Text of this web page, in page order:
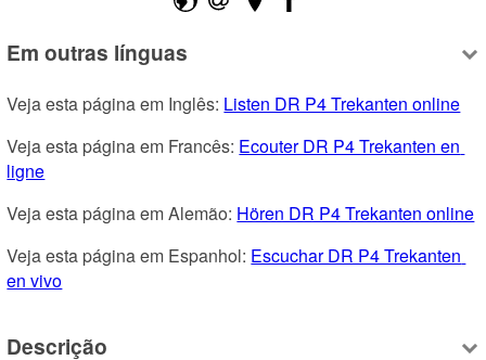
Em outras línguas
Veja esta página em Inglês: Listen DR P4 Trekanten online
Veja esta página em Francês: Ecouter DR P4 Trekanten en
ligne
Veja esta página em Alemão: Hören DR P4 Trekanten online
Veja esta página em Espanhol: Escuchar DR P4 Trekanten
en vivo
Descrição